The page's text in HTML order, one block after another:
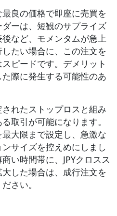
良の価格で即座に売買を
ーは、短観のサプライズ
など、モメンタムが急上
たい場合に、この注文を
ピードです。デメリット
際に発生する可能性のあ
れたストップロスと組み
取引が可能になります。
大限まで設定し、急激な
サイズを控えめにしまし
い時間帯に、JPYクロスス
した場合は、成行注文を
さい。